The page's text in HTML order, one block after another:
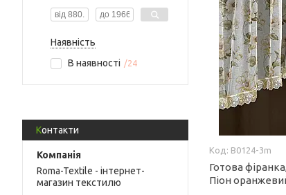
Наявність
В наявності
24
Контакти
Roma-Textile - інтернет-
магазин текстилю
B0124-3m
Готова
Піон